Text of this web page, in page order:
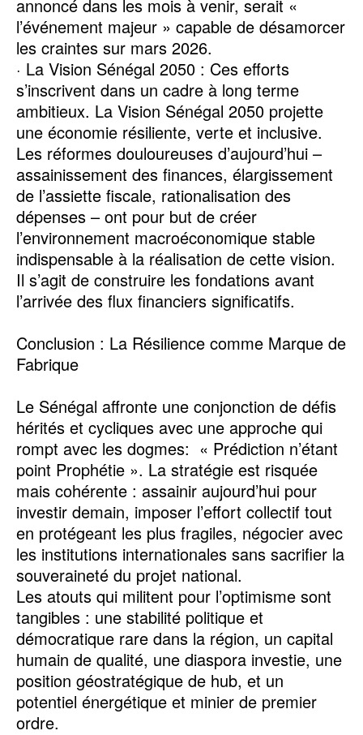
annoncé dans les mois à venir, serait «
l’événement majeur » capable de désamorcer
les craintes sur mars 2026.
· La Vision Sénégal 2050 : Ces efforts
s’inscrivent dans un cadre à long terme
ambitieux. La Vision Sénégal 2050 projette
une économie résiliente, verte et inclusive.
Les réformes douloureuses d’aujourd’hui –
assainissement des finances, élargissement
de l’assiette fiscale, rationalisation des
dépenses – ont pour but de créer
l’environnement macroéconomique stable
indispensable à la réalisation de cette vision.
Il s’agit de construire les fondations avant
l’arrivée des flux financiers significatifs.
Conclusion : La Résilience comme Marque de
Fabrique
Le Sénégal affronte une conjonction de défis
hérités et cycliques avec une approche qui
rompt avec les dogmes: « Prédiction n’étant
point Prophétie ». La stratégie est risquée
mais cohérente : assainir aujourd’hui pour
investir demain, imposer l’effort collectif tout
en protégeant les plus fragiles, négocier avec
les institutions internationales sans sacrifier la
souveraineté du projet national.
Les atouts qui militent pour l’optimisme sont
tangibles : une stabilité politique et
démocratique rare dans la région, un capital
humain de qualité, une diaspora investie, une
position géostratégique de hub, et un
potentiel énergétique et minier de premier
ordre.